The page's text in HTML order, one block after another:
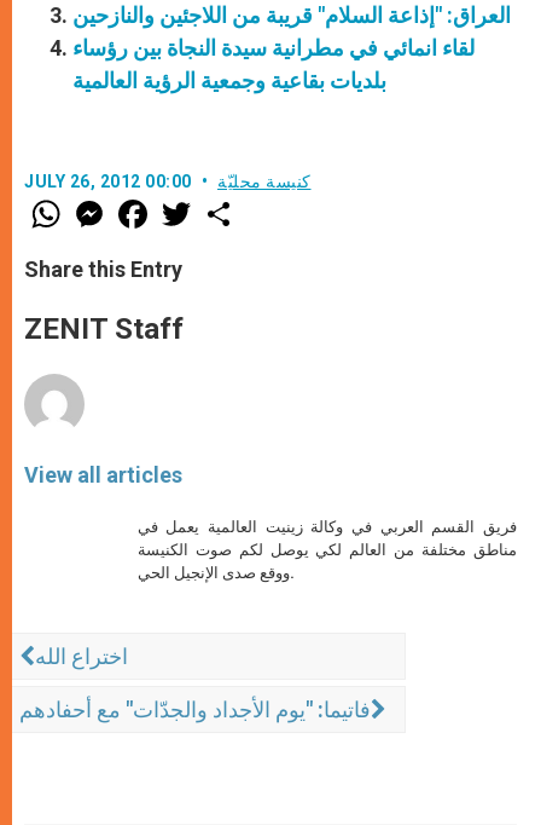
العراق: "إذاعة السلام" قريبة من اللاجئين والنازحين
لقاء انمائي في مطرانية سيدة النجاة بين رؤساء
بلديات بقاعية وجمعية الرؤية العالمية
JULY 26, 2012 00:00 كنيسة محليّة
W
h
t
s
p
p
M
e
s
e
g
e
F
a
e
b
o
k
w
Share this Entry
ZENIT Staff
View all articles
فريق القسم العربي في وكالة زينيت العالمية يعمل في
مناطق مختلفة من العالم لكي يوصل لكم صوت الكنيسة
ووقع صدى الإنجيل الحي.
اختراع الله
فاتيما: "يوم الأجداد والجدّات" مع أحفادهم